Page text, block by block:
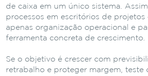
de caixa em um único sistema.
processos em escritórios de projetos
apenas organização operacional e
ferramenta concreta de crescimento.
Se o objetivo é crescer com
retrabalho e proteger margem, teste